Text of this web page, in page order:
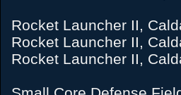
Rocket Launcher II,
Rocket Launcher II,
Rocket Launcher II,